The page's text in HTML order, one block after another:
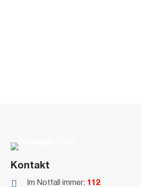
Kontakt
 Im Notfall immer: 112